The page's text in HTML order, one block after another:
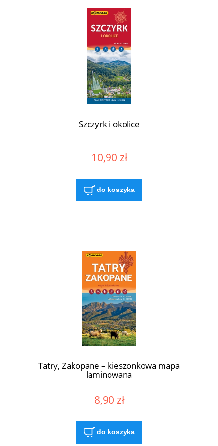
Szczyrk i okolice
10,90 zł
do koszyka
Tatry, Zakopane – kieszonkowa mapa
laminowana
8,90 zł
do koszyka